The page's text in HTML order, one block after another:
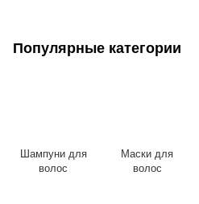
Популярные категории
Шампуни для
волос
Маски для
волос